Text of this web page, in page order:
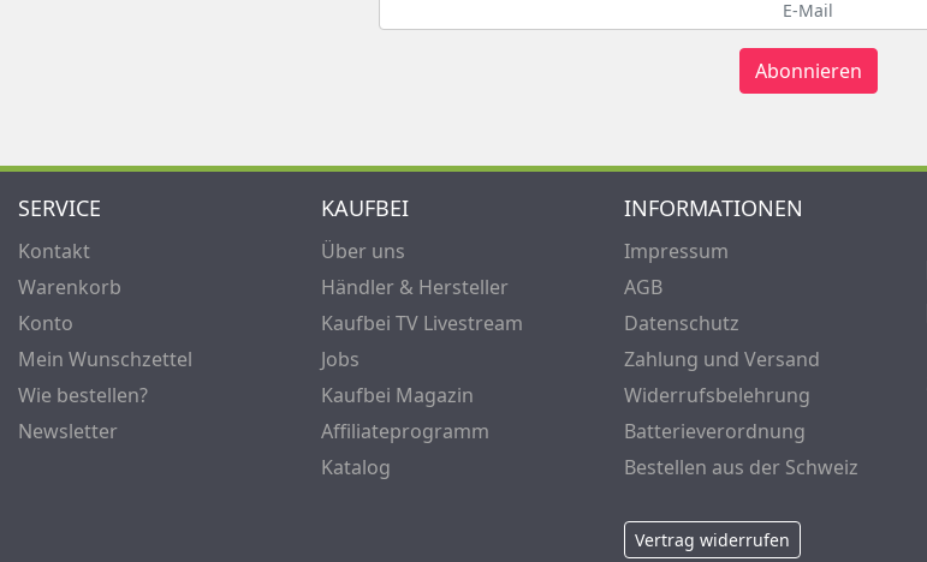
Abonnieren
SERVICE
Kontakt
Warenkorb
Konto
Mein Wunschzettel
Wie bestellen?
Newsletter
KAUFBEI
Über uns
Händler & Hersteller
Kaufbei TV Livestream
Jobs
Kaufbei Magazin
Affiliateprogramm
Katalog
INFORMATIONEN
Impressum
AGB
Datenschutz
Zahlung und Versand
Widerrufsbelehrung
Batterieverordnung
Bestellen aus der Schweiz
Vertrag widerrufen